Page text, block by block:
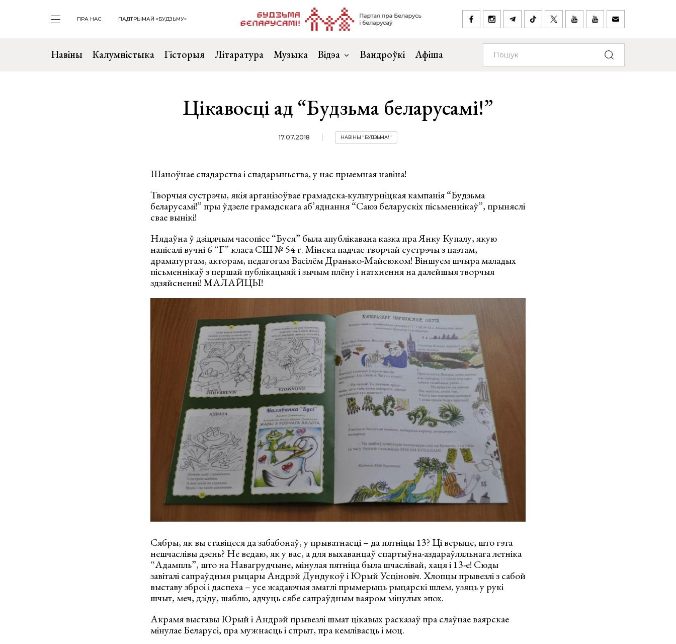
ПРА НАС ПАДТРЫМАЙ «БУДЗЬМУ»
Навіны Калумністыка Гісторыя Літаратура Музыка Відэа Вандроўкі Афіша
Цікавосці ад “Будзьма беларусамі!”
17.07.2018 НАВІНЫ "БУДЗЬМА!"
Шаноўнае спадарства і спадарыньства, у нас прыемная навіна!
Творчыя сустрэчы, якія арганізоўвае грамадска-культурніцкая кампанія “Будзьма
беларусамі!” пры ўдзеле грамадскага аб’яднання “Саюз беларускіх пісьменнікаў”, прыняслі
свае вынікі!
Нядаўна ў дзіцячым часопісе “Буся” была апублікавана казка пра Янку Купалу, якую
напісалі вучні 6 “Г” класа СШ № 54 г. Мінска падчас творчай сустрэчы з паэтам,
драматургам, акторам, педагогам Васілём Дранько-Майсюком! Віншуем шчыра маладых
пісьменнікаў з першай публікацыяй і зычым плёну і натхнення на далейшыя творчыя
здзяйсненні! МАЛАЙЦЫ!
Сябры, як вы ставіцеся да забабонаў, у прыватнасці – да пятніцы 13? Ці верыце, што гэта
нешчаслівы дзень? Не ведаю, як у вас, а для выхаванцаў спартыўна-аздараўляльнага летніка
“Адампль”, што на Навагрудчыне, мінулая пятніца была шчаслівай, хаця і 13-е! Сюды
завіталі сапраўдныя рыцары Андрэй Дундукоў і Юрый Усціновіч. Хлопцы прывезлі з сабой
выставу зброі і даспеха – усе жадаючыя змаглі прымерыць рыцарскі шлем, узяць у рукі
шчыт, меч, дзіду, шаблю, адчуць сябе сапраўдным ваяром мінулых эпох.
Акрамя выставы Юрый і Андрэй прывезлі шмат цікавых расказаў пра слаўнае ваярскае
мінулае Беларусі, пра мужнасць і спрыт, пра кемлівасць і моц.